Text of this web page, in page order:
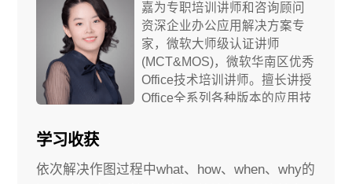
嘉为专职培训讲师和咨询顾问
资深企业办公应用解决方案专
家，微软大师级认证讲师
(MCT&MOS)，微软华南区优秀
Office技术培训讲师。擅长讲授
Office全系列各种版本的应用技
学习收获
依次解决作图过程中what、how、when、why的